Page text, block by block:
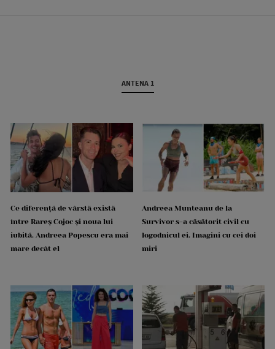
ANTENA 1
Ce diferență de vârstă există
între Rareș Cojoc și noua lui
iubită. Andreea Popescu era mai
mare decât el
Andreea Munteanu de la
Survivor s-a căsătorit civil cu
logodnicul ei. Imagini cu cei doi
miri